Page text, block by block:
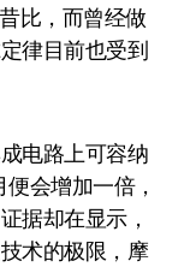
比，而曾经做
律目前也受到
电路上可容纳
会增加一倍，
据却在显示，
术的极限，摩